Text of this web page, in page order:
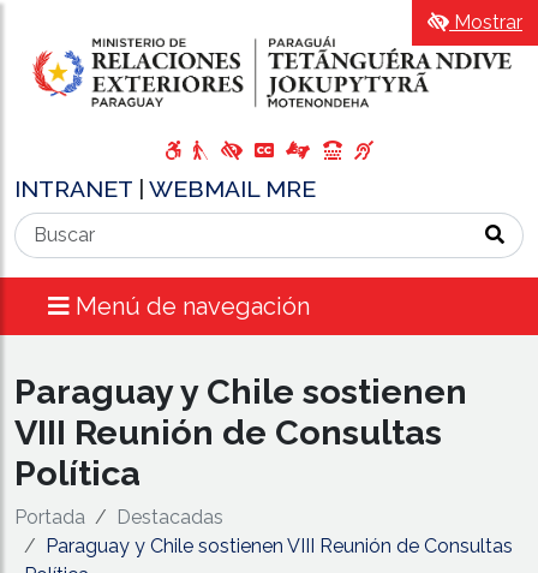
INTRANET WEBMAIL MRE
Menú de navegación
Mostrar
Paraguay y Chile sostienen
VIII Reunión de Consultas
Política
Portada
Destacadas
Paraguay y Chile sostienen VIII Reunión de Consultas